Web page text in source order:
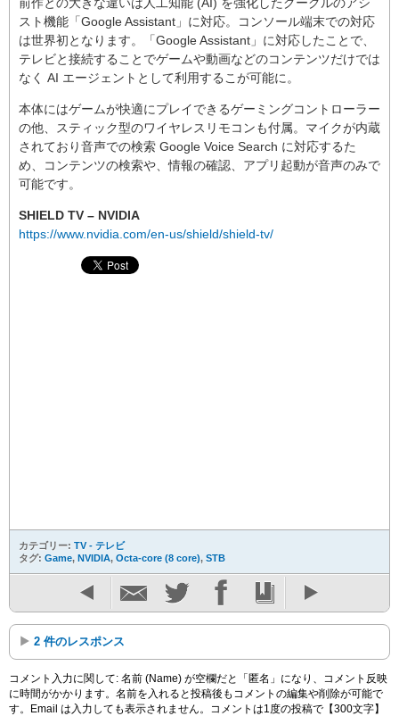
スト機能「Google Assistant」に対応。コンソール端末での対応
は世界初となります。「Google Assistant」に対応したことで、
テレビと接続することでゲームや動画などのコンテンツだけでは
なく AI エージェントとして利用するこが可能に。
本体にはゲームが快適にプレイできるゲーミングコントローラー
の他、スティック型のワイヤレスリモコンも付属。マイクが内蔵
されており音声での検索 Google Voice Search に対応するた
め、コンテンツの検索や、情報の確認、アプリ起動が音声のみで
可能です。
SHIELD TV – NVIDIA
https://www.nvidia.com/en-us/shield/shield-tv/
カテゴリー: TV - テレビ
タグ: Game, NVIDIA, Octa-core (8 core), STB
2 件のレスポンス
コメント入力に関して: 名前 (Name) が空欄だと「匿名」になり、コメント反映
に時間がかかります。名前を入れると投稿後もコメントの編集や削除が可能で
す。Email は入力しても表示されません。コメントは1度の投稿で【300文字】